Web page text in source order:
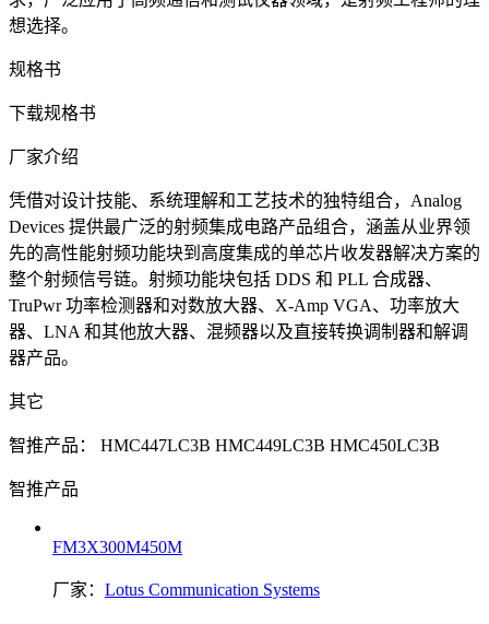
想选择。
规格书
下载规格书
厂家介绍
凭借对设计技能、系统理解和工艺技术的独特组合，Analog
Devices 提供最广泛的射频集成电路产品组合，涵盖从业界领
先的高性能射频功能块到高度集成的单芯片收发器解决方案的
整个射频信号链。射频功能块包括 DDS 和 PLL 合成器、
TruPwr 功率检测器和对数放大器、X-Amp VGA、功率放大
器、LNA 和其他放大器、混频器以及直接转换调制器和解调
器产品。
其它
智推产品： HMC447LC3B HMC449LC3B HMC450LC3B
智推产品
FM3X300M450M
厂家： Lotus Communication Systems